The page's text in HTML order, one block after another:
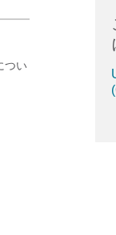
つい